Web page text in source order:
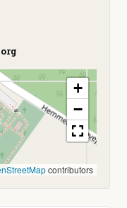
+
−
contributors